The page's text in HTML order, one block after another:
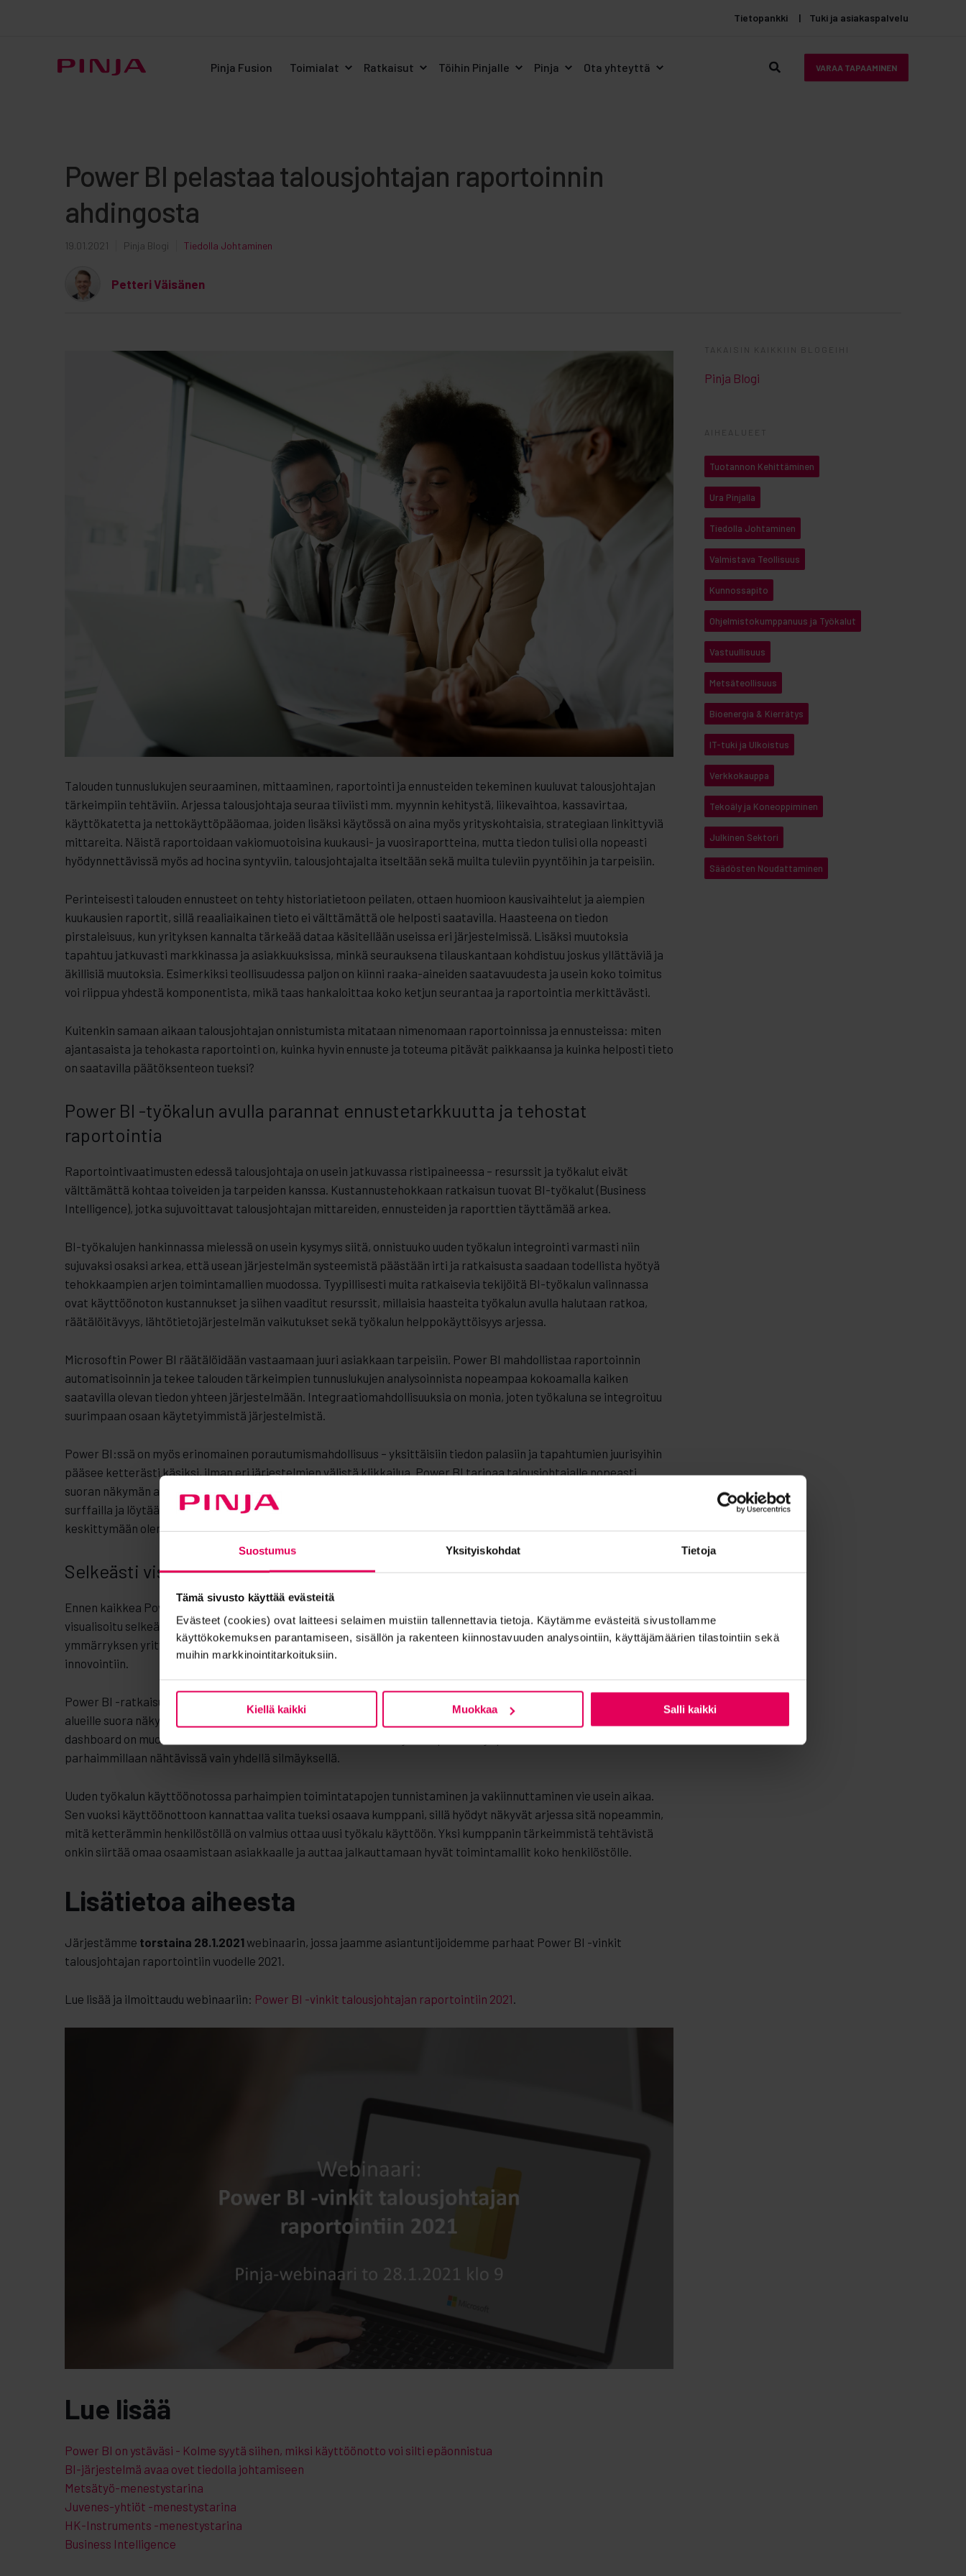
Suostumus Yksityiskohdat Tietoja
Tämä sivusto käyttää evästeitä
Evästeet (cookies) ovat laitteesi selaimen muistiin tallennettavia tietoja. Käytämme evästeitä sivustollamme
käyttökokemuksen parantamiseen, sisällön ja rakenteen kiinnostavuuden analysointiin, käyttäjämäärien tilastointiin sekä
muihin markkinointitarkoituksiin.
Kiellä kaikki Muokkaa Salli kaikki
Tietopankki Tuki ja asiakaspalvelu
Pinja Fusion Toimialat Ratkaisut Töihin Pinjalle Pinja Ota yhteyttä VARAA TAPAAMINEN
Power BI pelastaa talousjohtajan raportoinnin
ahdingosta
19.01.2021 Pinja Blogi Tiedolla Johtaminen
Petteri Väisänen
Talouden tunnuslukujen seuraaminen, mittaaminen, raportointi ja ennusteiden tekeminen kuuluvat talousjohtajan
tärkeimpiin tehtäviin. Arjessa talousjohtaja seuraa tiiviisti mm. myynnin kehitystä, liikevaihtoa, kassavirtaa,
käyttökatetta ja nettokäyttöpääomaa, joiden lisäksi käytössä on aina myös yrityskohtaisia, strategiaan linkittyviä
mittareita. Näistä raportoidaan vakiomuotoisina kuukausi- ja vuosiraportteina, mutta tiedon tulisi olla nopeasti
hyödynnettävissä myös ad hocina syntyviin, talousjohtajalta itseltään sekä muilta tuleviin pyyntöihin ja tarpeisiin.
Perinteisesti talouden ennusteet on tehty historiatietoon peilaten, ottaen huomioon kausivaihtelut ja aiempien
kuukausien raportit, sillä reaaliaikainen tieto ei välttämättä ole helposti saatavilla. Haasteena on tiedon
pirstaleisuus, kun yrityksen kannalta tärkeää dataa käsitellään useissa eri järjestelmissä. Lisäksi muutoksia
tapahtuu jatkuvasti markkinassa ja asiakkuuksissa, minkä seurauksena tilauskantaan kohdistuu joskus yllättäviä ja
äkillisiä muutoksia. Esimerkiksi teollisuudessa paljon on kiinni raaka-aineiden saatavuudesta ja usein koko toimitus
voi riippua yhdestä komponentista, mikä taas hankaloittaa koko ketjun seurantaa ja raportointia merkittävästi.
Kuitenkin samaan aikaan talousjohtajan onnistumista mitataan nimenomaan raportoinnissa ja ennusteissa: miten
ajantasaista ja tehokasta raportointi on, kuinka hyvin ennuste ja toteuma pitävät paikkaansa ja kuinka helposti tieto
on saatavilla päätöksenteon tueksi?
Power BI -työkalun avulla parannat ennustetarkkuutta ja tehostat
raportointia
Raportointivaatimusten edessä talousjohtaja on usein jatkuvassa ristipaineessa – resurssit ja työkalut eivät
välttämättä kohtaa toiveiden ja tarpeiden kanssa. Kustannustehokkaan ratkaisun tuovat BI-työkalut (Business
Intelligence), jotka sujuvoittavat talousjohtajan mittareiden, ennusteiden ja raporttien täyttämää arkea.
BI-työkalujen hankinnassa mielessä on usein kysymys siitä, onnistuuko uuden työkalun integrointi varmasti niin
sujuvaksi osaksi arkea, että usean järjestelmän systeemistä päästään irti ja ratkaisusta saadaan todellista hyötyä
tehokkaampien arjen toimintamallien muodossa. Tyypillisesti muita ratkaisevia tekijöitä BI-työkalun valinnassa
ovat käyttöönoton kustannukset ja siihen vaaditut resurssit, millaisia haasteita työkalun avulla halutaan ratkoa,
räätälöitävyys, lähtötietojärjestelmän vaikutukset sekä työkalun helppokäyttöisyys arjessa.
Microsoftin Power BI räätälöidään vastaamaan juuri asiakkaan tarpeisiin. Power BI mahdollistaa raportoinnin
automatisoinnin ja tekee talouden tärkeimpien tunnuslukujen analysoinnista nopeampaa kokoamalla kaiken
saatavilla olevan tiedon yhteen järjestelmään. Integraatiomahdollisuuksia on monia, joten työkaluna se integroituu
suurimpaan osaan käytetyimmistä järjestelmistä.
Power BI:ssä on myös erinomainen porautumismahdollisuus – yksittäisiin tiedon palasiin ja tapahtumien juurisyihin
pääsee ketterästi käsiksi, ilman eri järjestelmien välistä klikkailua. Power BI tarjoaa talousjohtajalle nopeasti
suoran näkymän aidosti reaaliaikaiseen tietoon kuten ajantasaisiin, päivittyviin raportteihin, joiden parissa voi
surffailla ja löytää uusia näkökulmia. Kaikki tämä tekee talouden ennusteiden laatimisesta helpompaa ja auttaa
keskittymään olennaiseen.
Selkeästi visualisoidut talouden tunnusluvut synnyttävät uusia oivalluksia
Ennen kaikkea Power BI vapauttaa talousjohtajan arjessa aikaa liiketoiminnan kehittämiselle. Kerätty tieto on
visualisoitu selkeästi yhdelle alustalle, mikä voi synnyttää parhaimmillaan täysin uusia oivalluksia ja antaa syvemmän
ymmärryksen yrityksen talouden tilasta. Tämä saattaa johtaa jopa kokonaan uusien palveluiden tai toimintamallien
innovointiin.
Power BI -ratkaisua käyttämällä tietoa on helppo jakaa muille. Power BI:n avulla voidaan tarjota eri liiketoiminta-
alueille suora näkymä omaan toimintaan ja luoda kaikille yhteinen käsitys liiketoiminnan suunnasta. Power BI:n
dashboard on muokattavissa kunkin henkilön tai eri liiketoimintojen tarpeeseen ja päivittäin tarvittava tieto on
parhaimmillaan nähtävissä vain yhdellä silmäyksellä.
Uuden työkalun käyttöönotossa parhaimpien toimintatapojen tunnistaminen ja vakiinnuttaminen vie usein aikaa.
Sen vuoksi käyttöönottoon kannattaa valita tueksi osaava kumppani, sillä hyödyt näkyvät arjessa sitä nopeammin,
mitä ketterämmin henkilöstöllä on valmius ottaa uusi työkalu käyttöön. Yksi kumppanin tärkeimmistä tehtävistä
onkin siirtää omaa osaamistaan asiakkaalle ja auttaa jalkauttamaan hyvät toimintamallit koko henkilöstölle.
Lisätietoa aiheesta
Järjestämme torstaina 28.1.2021 webinaarin, jossa jaamme asiantuntijoidemme parhaat Power BI -vinkit
talousjohtajan raportointiin vuodelle 2021.
Lue lisää ja ilmoittaudu webinaariin: Power BI -vinkit talousjohtajan raportointiin 2021.
Lue lisää
Power BI on ystäväsi - Kolme syytä siihen, miksi käyttöönotto voi silti epäonnistua
BI-järjestelmä avaa ovet tiedolla johtamiseen
Metsätyö-menestystarina
Juvenes-yhtiöt -menestystarina
HK-Instruments -menestystarina
Business Intelligence
TAKAISIN KAIKKIIN BLOGEIHI
Pinja Blogi
AIHEALUEET
Tuotannon Kehittäminen
Ura Pinjalla
Tiedolla Johtaminen
Valmistava Teollisuus
Kunnossapito
Ohjelmistokumppanuus ja Työkalut
Vastuullisuus
Metsäteollisuus
Bioenergia & Kierrätys
IT-tuki ja Ulkoistus
Verkkokauppa
Tekoäly ja Koneoppiminen
Julkinen Sektori
Säädösten Noudattaminen